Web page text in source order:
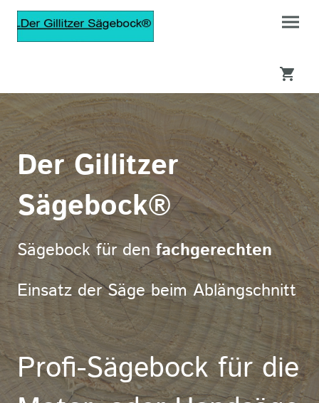
Der Gillitzer
Sägebock®
Sägebock für den fachgerechten
Einsatz der Säge beim Ablängschnitt
Profi-Sägebock für die